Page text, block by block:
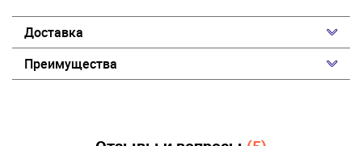
Доставка
Преимущества